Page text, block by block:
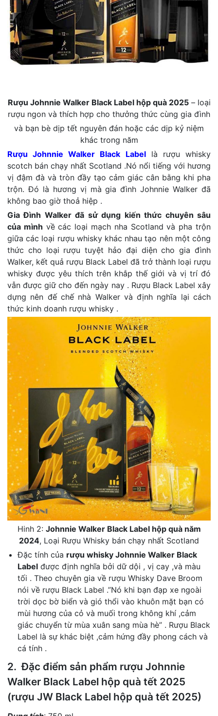
Rượu Johnnie Walker Black Label hộp quà 2025– loại
rượu ngon và thích hợp cho thưởng thức cùng gia đình
và bạn bè dịp tết nguyên đán hoặc các dịp kỷ niệm
khác trong năm
Rượu Johnnie Walker Black Labellà rượu whisky
scotch bán chạy nhất Scotland .Nó nổi tiếng với hương
vị đậm đà và tròn đầy tạo cảm giác cân bằng khi pha
trộn. Đó là hương vị mà gia đình Johnnie Walker đã
không bao giờ thoả hiệp .
Gia Đình Walker đã sử dụng kiến thức chuyên sâu
của mình về các loại mạch nha Scotland và pha trộn
giữa các loại rượu whisky khác nhau tạo nên một công
thức cho loại rượu tuyệt hảo đại diện cho gia đình
Walker, kết quả rượu Black Label đã trở thành loại rượu
whisky được yêu thích trên khắp thế giới và vị trí đó
vẫn được giữ cho đến ngày nay . Rượu Black Label xây
dựng nên đế chế nhà Walker và định nghĩa lại cách
thức kinh doanh rượu whisky .
Hinh 2: Johnnie Walker Black Label hộp quà năm
2024, Loại Rượu Whisky bán chạy nhất Scotland
Đặc tính của rượu whisky Johnnie Walker Black
Labelđược định nghĩa bởi dữ dội , vị cay ,và màu
tối . Theo chuyên gia về rượu Whisky Dave Broom
nói về rượu Black Label .”Nó khi bạn đạp xe ngoài
trời dọc bờ biển và gió thổi vào khuôn mặt bạn có
mùi hương của cỏ và muối trong không khí ,cảm
giác chuyển từ mùa xuân sang mùa hè” . Rượu Black
Label là sự khác biệt ,cảm hứng đầy phong cách và
cá tính .
2. Đặc điểm sản phẩm rượu Johnnie
Walker Black Label hộp quà tết 2025
(rượu JW Black Label hộp quà tết 2025)